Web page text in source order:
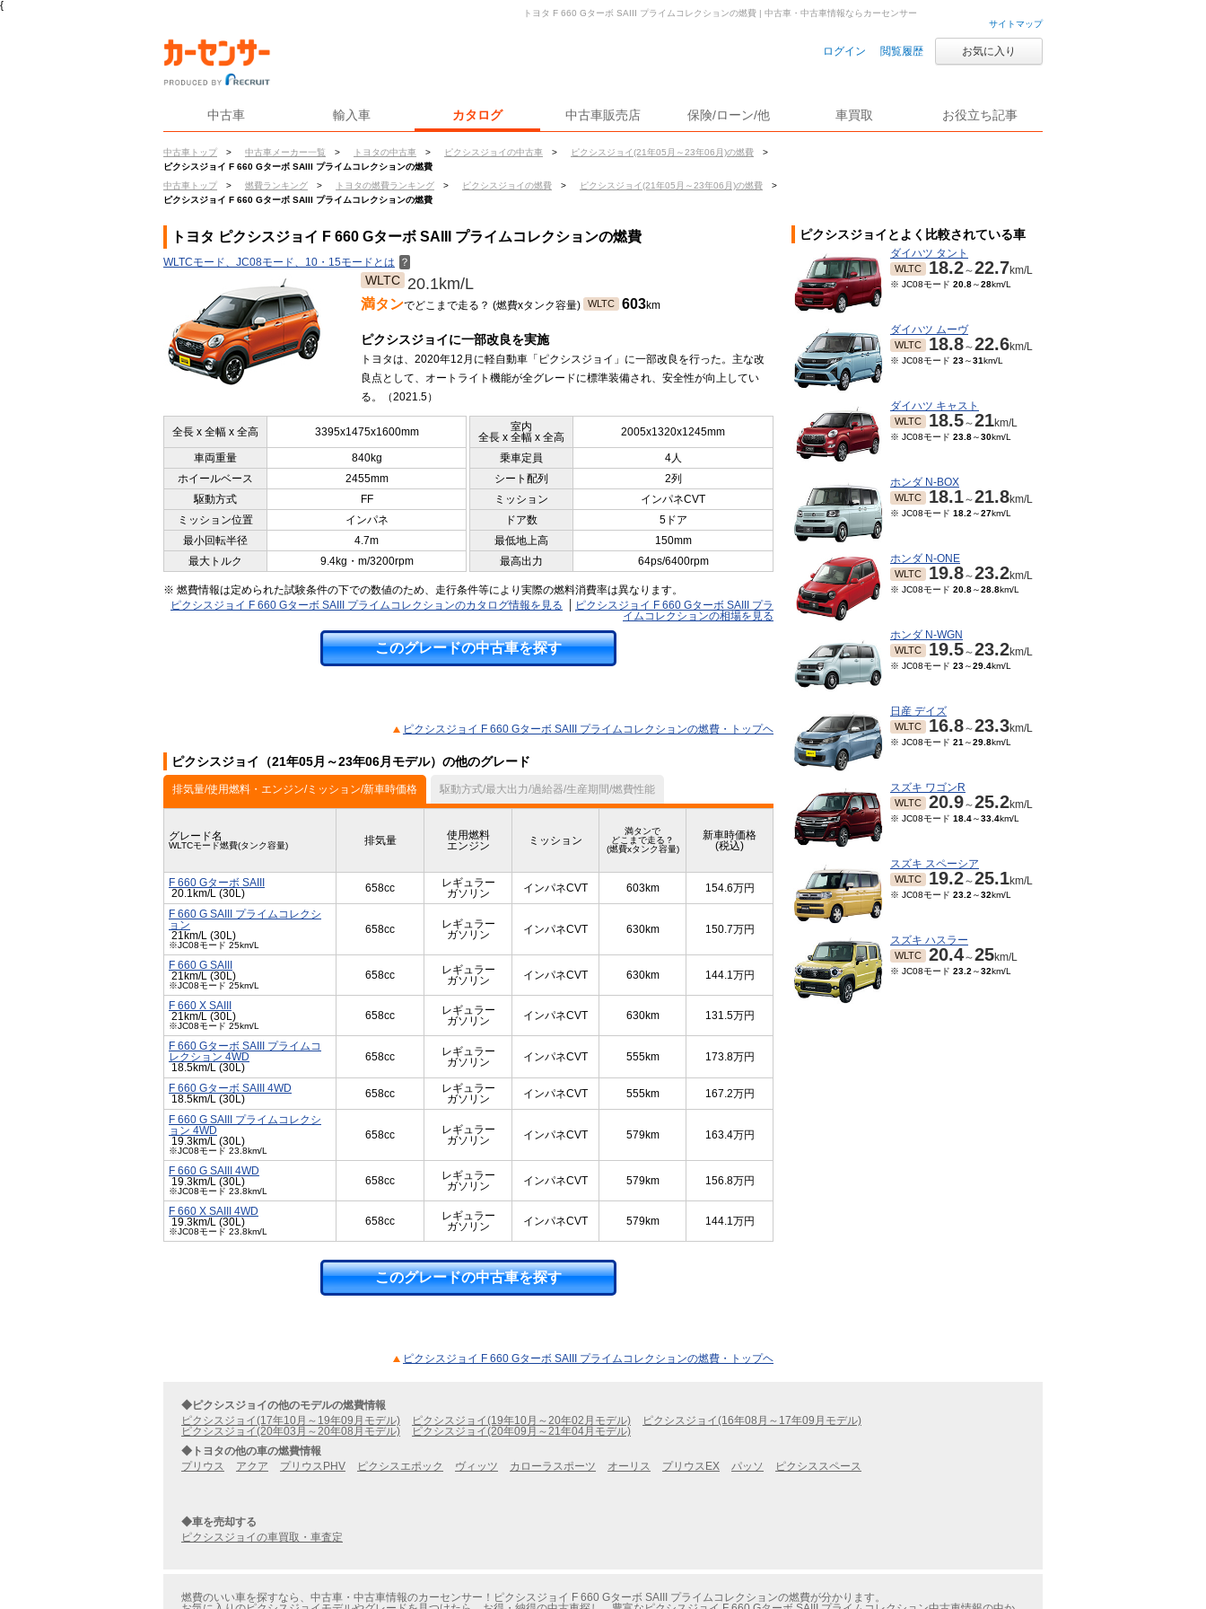
{
サイトマップ
ログイン 閲覧履歴 お気に入り
中古車 輸入車 カタログ 中古車販売店 保険/ローン/他 車買取 お役立ち記事
中古車トップ > 中古車メーカー一覧 > トヨタの中古車 > ピクシスジョイの中古車 > ピクシスジョイ(21年05月～23年06月)の燃費
>
ピクシスジョイ F 660 Gターボ SAIII プライムコレクションの燃費
中古車トップ
> 燃費ランキング > トヨタの燃費ランキング > ピクシスジョイの燃費 > ピクシスジョイ(21年05月～23年06月)の燃費
>
ピクシスジョイ F 660 Gターボ SAIII プライムコレクションの燃費
トヨタ F 660 Gターボ SAIII プライムコレクションの燃費 | 中古車・中古車情報ならカーセンサー
トヨタ ピクシスジョイ F 660 Gターボ SAIII プライムコレクションの燃費
WLTCモード、JC08モード、10・15モードとは ？
WLTC 20.1km/L
満タンでどこまで走る？ (燃費xタンク容量) WLTC 603km
ピクシスジョイに一部改良を実施
トヨタは、2020年12月に軽自動車「ピクシスジョイ」に一部改良を行った。主な改
良点として、オートライト機能が全グレードに標準装備され、安全性が向上してい
る。（2021.5）
全長 x 全幅 x 全高 3395x1475x1600mm
室内
全長 x 全幅 x 全高
2005x1320x1245mm
車両重量 840kg 乗車定員
4人
ホイールベース
2455mm シート配列
2列
駆動方式
FF ミッション
インパネCVT
ミッション位置
インパネ ドア数
5ドア
最小回転半径
4.7m 最低地上高
150mm
最大トルク
9.4kg・m/3200rpm 最高出力 64ps/6400rpm
※ 燃費情報は定められた試験条件の下での数値のため、走行条件等により実際の燃料消費率は異なります。
ピクシスジョイ F 660 Gターボ SAIII プライムコレクションのカタログ情報を見る
ピクシスジョイ F 660 Gターボ SAIII プラ
イムコレクションの相場を見る
このグレードの中古車を探す
ピクシスジョイ F 660 Gターボ SAIII プライムコレクションの燃費・トップヘ
ピクシスジョイ（21年05月～23年06月モデル）の他のグレード
排気量/使用燃料・エンジン/ミッション/新車時価格 駆動方式/最大出力/過給器/生産期間/燃費性能
グレード名
WLTCモード燃費(タンク容量) 排気量
使用燃料
エンジン
ミッション
満タンで
どこまで走る？
(燃費xタンク容量)
新車時価格
(税込)
F 660 Gターボ SAIII
20.1km/L (30L)
658cc
レギュラー
ガソリン
インパネCVT 603km 154.6万円
F 660 G SAIII プライムコレクシ
ョン
21km/L (30L)
※JC08モード 25km/L
658cc
レギュラー
ガソリン
インパネCVT 630km 150.7万円
F 660 G SAIII
21km/L (30L)
※JC08モード 25km/L
658cc
レギュラー
ガソリン
インパネCVT 630km 144.1万円
F 660 X SAIII
21km/L (30L)
※JC08モード 25km/L
658cc
レギュラー
ガソリン
インパネCVT 630km 131.5万円
F 660 Gターボ SAIII プライムコ
レクション 4WD
18.5km/L (30L)
658cc
レギュラー
ガソリン
インパネCVT 555km 173.8万円
F 660 Gターボ SAIII 4WD
18.5km/L (30L)
658cc
レギュラー
ガソリン
インパネCVT 555km 167.2万円
F 660 G SAIII プライムコレクシ
ョン 4WD
19.3km/L (30L)
※JC08モード 23.8km/L
658cc
レギュラー
ガソリン
インパネCVT 579km 163.4万円
F 660 G SAIII 4WD
19.3km/L (30L)
※JC08モード 23.8km/L
658cc
レギュラー
ガソリン
インパネCVT 579km 156.8万円
F 660 X SAIII 4WD
19.3km/L (30L)
※JC08モード 23.8km/L
658cc
レギュラー
ガソリン
インパネCVT 579km 144.1万円
このグレードの中古車を探す
ピクシスジョイ F 660 Gターボ SAIII プライムコレクションの燃費・トップヘ
ピクシスジョイとよく比較されている車
ダイハツ タント
WLTC 18.2～22.7km/L
※ JC08モード 20.8～28km/L
ダイハツ ムーヴ
WLTC 18.8～22.6km/L
※ JC08モード 23～31km/L
ダイハツ キャスト
WLTC 18.5～21km/L
※ JC08モード 23.8～30km/L
ホンダ N-BOX
WLTC 18.1～21.8km/L
※ JC08モード 18.2 ～27km/L
ホンダ N-ONE
WLTC 19.8～23.2km/L
※ JC08モード 20.8～28.8km/L
ホンダ N-WGN
WLTC 19.5～23.2km/L
※ JC08モード 23～29.4km/L
日産 デイズ
WLTC 16.8～23.3km/L
※ JC08モード 21 ～29.8km/L
スズキ ワゴンR
WLTC 20.9～25.2km/L
※ JC08モード 18.4～33.4km/L
スズキ スペーシア
WLTC 19.2～25.1km/L
※ JC08モード 23.2 ～32km/L
スズキ ハスラー
WLTC 20.4～25km/L
※ JC08モード 23.2 ～32km/L
◆ピクシスジョイの他のモデルの燃費情報
ピクシスジョイ(17年10月～19年09月モデル)
ピクシスジョイ(19年10月～20年02月モデル)
ピクシスジョイ(16年08月～17年09月モデル)
ピクシスジョイ(20年03月～20年08月モデル)
ピクシスジョイ(20年09月～21年04月モデル)
◆トヨタの他の車の燃費情報
プリウス
アクア プリウスPHV ピクシスエポック ヴィッツ カローラスポーツ オーリス プリウスEX パッソ ピクシススペース
◆車を売却する
ピクシスジョイの車買取・車査定
燃費のいい車を探すなら、中古車・中古車情報のカーセンサー！ピクシスジョイ F 660 Gターボ SAIII プライムコレクションの燃費が分かります。